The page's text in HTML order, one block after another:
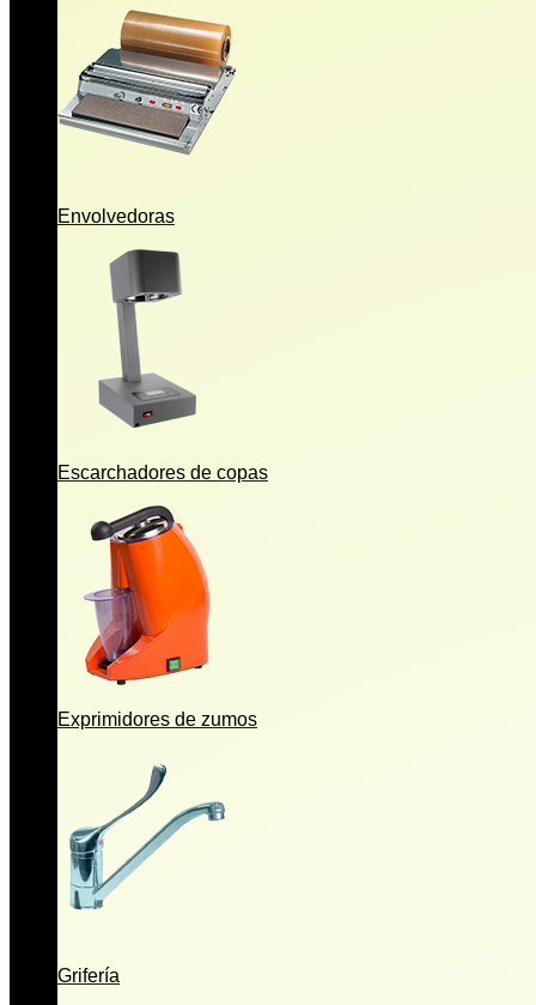
Envolvedoras
Escarchadores de copas
Exprimidores de zumos
Grifería